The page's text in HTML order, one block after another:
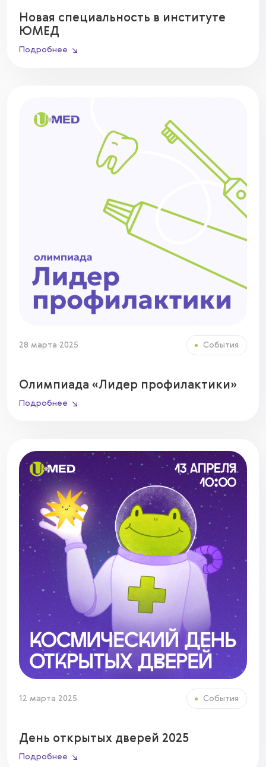
Новая специальность в институте
ЮМЕД
Подробнее
28 марта 2025 События
Олимпиада «Лидер профилактики»
Подробнее
12 марта 2025 События
День открытых дверей 2025
Подробнее